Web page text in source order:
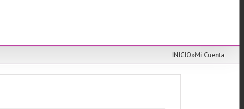
INICIO»Mi Cuenta